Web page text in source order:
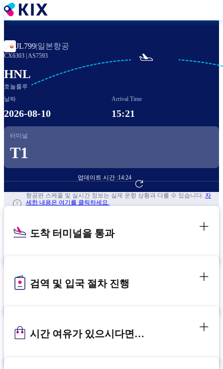
주
요
텐
츠
건
뛰
기
JL799|일본항공
CX6303 AS7593
HNL
호놀룰루

날짜
2026-08-10
Arrival Time
15:21
터미널
T1
업데이트 시간 :14:24
항공편 예약하기
항공편 스케줄 및 실시간 정보는 실제 운항 상황과 다를 수 있습니다. 자
세한 내용은 여기를 클릭하세요.
도착 터미널을 통과
검역 및 입국 절차 진행
시간 여유가 있으시다면…